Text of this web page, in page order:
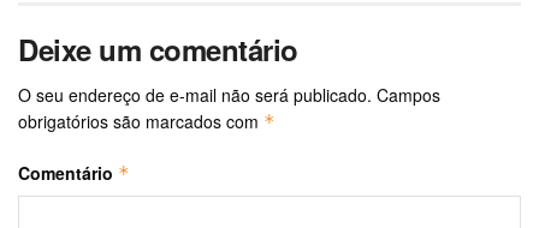
Deixe um comentário
O seu endereço de e-mail não será publicado. Campos
obrigatórios são marcados com *
Comentário *